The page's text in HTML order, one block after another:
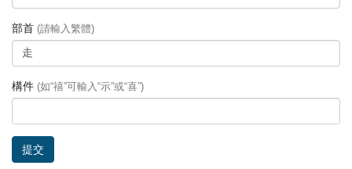
部首 (請輸入繁體)
構件 (如“禧”可輸入“示”或“喜”)
提交